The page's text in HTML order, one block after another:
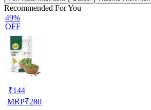
Recommended For You
49%
OFF
₹144
MRP₹280